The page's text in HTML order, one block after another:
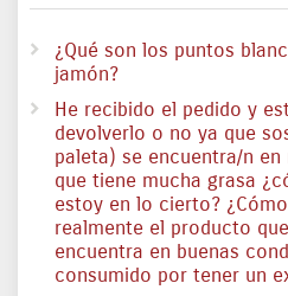
¿Qué son los puntos
jamón?
He recibido el pedido y
devolverlo o no ya que
paleta) se encuentra/n
que tiene mucha grasa
estoy en lo cierto?
realmente el producto
encuentra en buenas
consumido por tener un